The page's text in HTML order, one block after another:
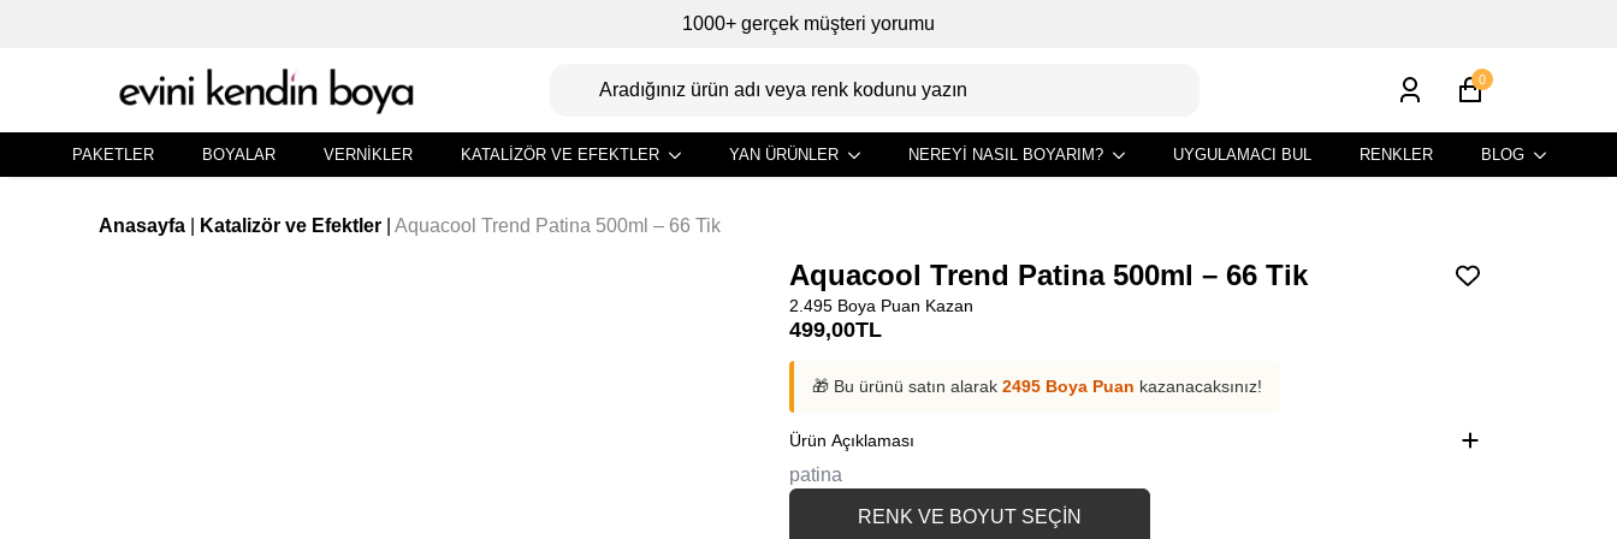
1000+ gerçek müşteri yorumu
0
PAKETLER BOYALAR VERNIKLER KATALIZÖR VE EFEKTLER YAN ÜRÜNLER NEREYI NASIL BOYARIM? UYGULAMACI BUL RENKLER BLOG
Anasayfa Katalizör ve Efektler Aquacool Trend Patina 500ml – 66 Tik
Aquacool Trend Patina 500ml – 66 Tik
2.495 Boya Puan Kazan
499,00TL
🎁 Bu ürünü satın alarak 2495 Boya Puan kazanacaksınız!
Ürün Açıklaması
patina
RENK VE BOYUT SEÇİN